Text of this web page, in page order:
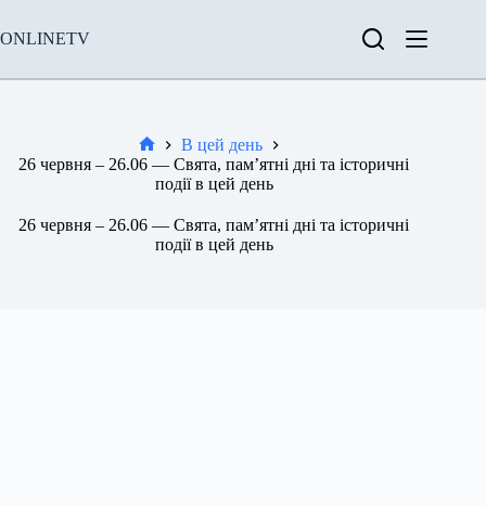
вмісту
ONLINETV
Новини
В цей день
26 червня – 26.06 — Свята, пам’ятні дні та історичні
події в цей день
26 червня – 26.06 — Свята, пам’ятні дні та історичні
події в цей день